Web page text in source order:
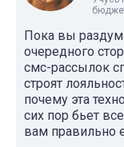
Пока вы
очередного
смс-рассылок
строят
почему эта
сих пор бьет
вам правильно